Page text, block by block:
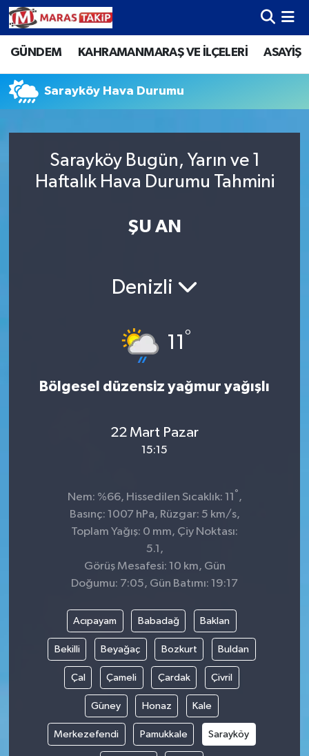
GÜNDEM KAHRAMANMARAŞ VE İLÇELERİ ASAYİŞ
Sarayköy Hava Durumu
Sarayköy Bugün, Yarın ve 1
Haftalık Hava Durumu Tahmini
ŞU AN
Denizli
11 °
Bölgesel düzensiz yağmur yağışlı
22 Mart Pazar
15:15
Nem: %66, Hissedilen Sıcaklık: 11 ° ,
Basınç: 1007 hPa, Rüzgar: 5 km/s,
Toplam Yağış: 0 mm, Çiy Noktası:
5.1,
Görüş Mesafesi: 10 km, Gün
Doğumu: 7:05, Gün Batımı: 19:17
Acıpayam Babadağ Baklan
Bekilli Beyağaç Bozkurt Buldan
Çal Çameli Çardak Çivril
Güney Honaz Kale
Merkezefendi Pamukkale Sarayköy
Kahramanmaraş Nöbetçi Eczaneler
Kahramanmaraş Hava Durumu
Kahramanmaraş Trafik Yoğunluk Haritası